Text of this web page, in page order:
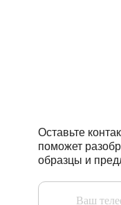
Оставьте
поможет
образцы и